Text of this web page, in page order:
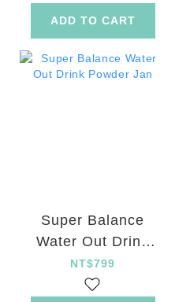
ADD TO CART
Super Balance
Water Out Drink
Powder Jan
NT$799